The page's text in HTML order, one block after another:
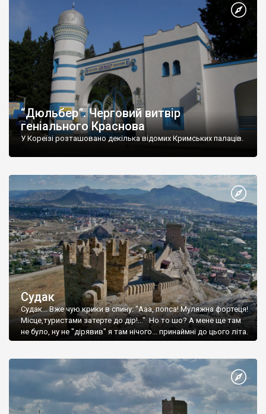
“Дюльбер”. Черговий витвір
геніального Краснова
У Кореїзі розташовано декілька відомих Кримських палаців.
Судак
Судак... Вже чую крики в спину: "Ааа, попса! Муляжна фортеця!
Місце,туристами затерте до дір!..." Но то шо? А мене ще там
не було, ну не "дірявив" я там нічого... принаймні до цього літа.